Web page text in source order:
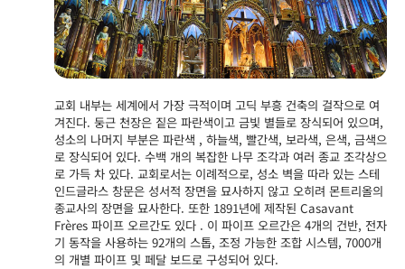
교회 내부는 세계에서 가장 극적이며 고딕 부흥 건축의 걸작으로 여
겨진다. 둥근 천장은 짙은 파란색이고 금빛 별들로 장식되어 있으며,
성소의 나머지 부분은 파란색 , 하늘색, 빨간색, 보라색, 은색, 금색으
로 장식되어 있다. 수백 개의 복잡한 나무 조각과 여러 종교 조각상으
로 가득 차 있다. 교회로서는 이례적으로, 성소 벽을 따라 있는 스테
인드글라스 창문은 성서적 장면을 묘사하지 않고 오히려 몬트리올의
종교사의 장면을 묘사한다. 또한 1891년에 제작된 Casavant
Frères 파이프 오르간도 있다 . 이 파이프 오르간은 4개의 건반, 전자
기 동작을 사용하는 92개의 스톱, 조정 가능한 조합 시스템, 7000개
의 개별 파이프 및 페달 보드로 구성되어 있다.